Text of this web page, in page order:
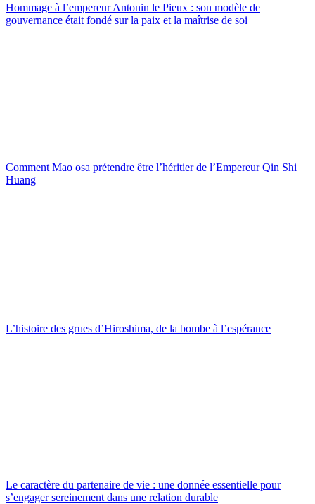
Hommage à l’empereur Antonin le Pieux : son modèle de
gouvernance était fondé sur la paix et la maîtrise de soi
Comment Mao osa prétendre être l’héritier de l’Empereur Qin Shi
Huang
L’histoire des grues d’Hiroshima, de la bombe à l’espérance
Le caractère du partenaire de vie : une donnée essentielle pour
s’engager sereinement dans une relation durable